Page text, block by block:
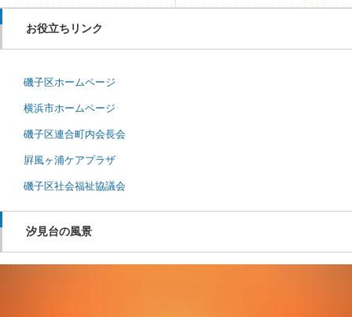
お役立ちリンク
磯子区ホームページ
横浜市ホームページ
磯子区連合町内会長会
屛風ヶ浦ケアプラザ
磯子区社会福祉協議会
汐見台の風景